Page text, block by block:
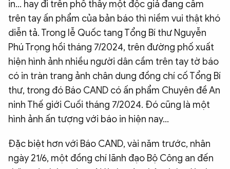
in... hay đi trên phố thấy một độc giả đang cầm
trên tay ấn phẩm của bản báo thì niềm vui thật khó
diễn tả. Trong lễ Quốc tang Tổng Bí thư Nguyễn
Phú Trọng hồi tháng 7/2024, trên đường phố xuất
hiện hình ảnh nhiều người dân cầm trên tay tờ báo
có in tràn trang ảnh chân dung đồng chí cố Tổng Bí
thư, trong đó Báo CAND có ấn phẩm Chuyên đề An
ninh Thế giới Cuối tháng 7/2024. Đó cũng là một
hình ảnh ấn tượng với báo in hiện nay...
Đặc biệt hơn với Báo CAND, vài năm trước, nhân
ngày 21/6, một đồng chí lãnh đạo Bộ Công an đến